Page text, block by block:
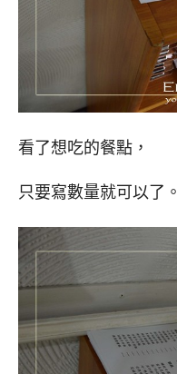
看了想吃的餐點，
只要寫數量就可以了。